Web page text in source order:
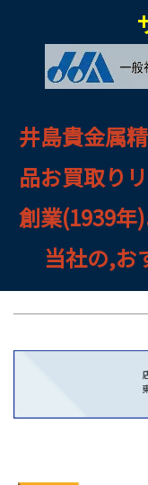
井島貴金属
品お買取り
創業(1939年
当社の,お